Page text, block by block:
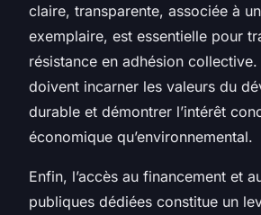
claire, transparente, associée à
exemplaire, est essentielle pour
résistance en adhésion
doivent incarner les valeurs du
durable et démontrer l’intérêt
économique qu’environnemental.
Enfin, l’accès au financement et
publiques dédiées constitue un